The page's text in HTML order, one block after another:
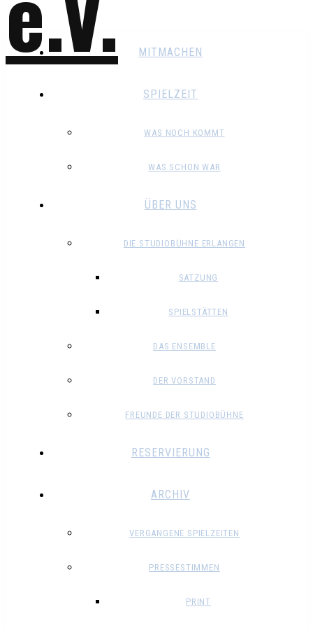
MITMACHEN
SPIELZEIT
WAS NOCH KOMMT
WAS SCHON WAR
ÜBER UNS
DIE STUDIOBÜHNE ERLANGEN
SATZUNG
SPIELSTÄTTEN
DAS ENSEMBLE
DER VORSTAND
FREUNDE DER STUDIOBÜHNE
RESERVIERUNG
ARCHIV
VERGANGENE SPIELZEITEN
PRESSESTIMMEN
PRINT